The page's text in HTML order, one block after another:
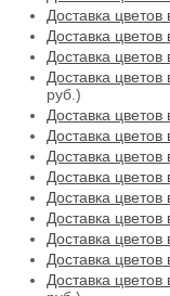
Доставка
Доставка цветов
Доставка цветов
Доставка
руб.)
Доставка цветов
Доставка
Доставка цветов
Доставка цветов
Доставка цветов
Доставка цветов
Доставка цветов
Доставка цветов
Доставка